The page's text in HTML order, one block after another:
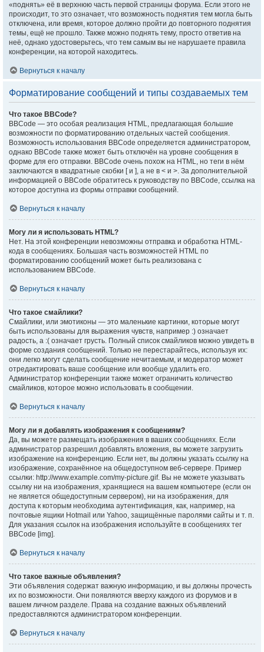
«поднять» её в верхнюю часть первой страницы форума. Если этого не
происходит, то это означает, что возможность поднятия тем могла быть
отключена, или время, которое должно пройти до повторного поднятия
темы, ещё не прошло. Также можно поднять тему, просто ответив на
неё, однако удостоверьтесь, что тем самым вы не нарушаете правила
конференции, на которой находитесь.
Вернуться к началу
Форматирование сообщений и типы создаваемых тем
Что такое BBCode?
BBCode — это особая реализация HTML, предлагающая большие
возможности по форматированию отдельных частей сообщения.
Возможность использования BBCode определяется администратором,
однако BBCode также может быть отключён на уровне сообщения в
форме для его отправки. BBCode очень похож на HTML, но теги в нём
заключаются в квадратные скобки [ и ], а не в < и >. За дополнительной
информацией о BBCode обратитесь к руководству по BBCode, ссылка на
которое доступна из формы отправки сообщений.
Вернуться к началу
Могу ли я использовать HTML?
Нет. На этой конференции невозможны отправка и обработка HTML-
кода в сообщениях. Большая часть возможностей HTML по
форматированию сообщений может быть реализована с
использованием BBCode.
Вернуться к началу
Что такое смайлики?
Смайлики, или эмотиконы — это маленькие картинки, которые могут
быть использованы для выражения чувств, например :) означает
радость, а :( означает грусть. Полный список смайликов можно увидеть в
форме создания сообщений. Только не перестарайтесь, используя их:
они легко могут сделать сообщение нечитаемым, и модератор может
отредактировать ваше сообщение или вообще удалить его.
Администратор конференции также может ограничить количество
смайликов, которое можно использовать в сообщении.
Вернуться к началу
Могу ли я добавлять изображения к сообщениям?
Да, вы можете размещать изображения в ваших сообщениях. Если
администратор разрешил добавлять вложения, вы можете загрузить
изображение на конференцию. Если нет, вы должны указать ссылку на
изображение, сохранённое на общедоступном веб-сервере. Пример
ссылки: http://www.example.com/my-picture.gif. Вы не можете указывать
ссылку ни на изображения, хранящиеся на вашем компьютере (если он
не является общедоступным сервером), ни на изображения, для
доступа к которым необходима аутентификация, как, например, на
почтовые ящики Hotmail или Yahoo, защищённые паролями сайты и т. п.
Для указания ссылок на изображения используйте в сообщениях тег
BBCode [img].
Вернуться к началу
Что такое важные объявления?
Эти объявления содержат важную информацию, и вы должны прочесть
их по возможности. Они появляются вверху каждого из форумов и в
вашем личном разделе. Права на создание важных объявлений
предоставляются администратором конференции.
Вернуться к началу